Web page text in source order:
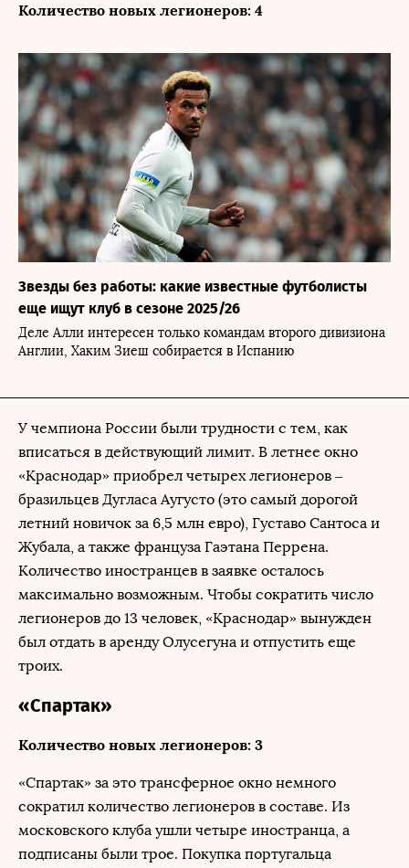
Количество новых легионеров: 4
Звезды без работы: какие известные футболисты
еще ищут клуб в сезоне 2025/26
Деле Алли интересен только командам второго дивизиона
Англии, Хаким Зиеш собирается в Испанию
У чемпиона России были трудности с тем, как
вписаться в действующий лимит. В летнее окно
«Краснодар» приобрел четырех легионеров –
бразильцев Дугласа Аугусто (это самый дорогой
летний новичок за 6,5 млн евро), Густаво Сантоса и
Жубала, а также француза Гаэтана Перрена.
Количество иностранцев в заявке осталось
максимально возможным. Чтобы сократить число
легионеров до 13 человек, «Краснодар» вынужден
был отдать в аренду Олусегуна и отпустить еще
троих.
«Спартак»
Количество новых легионеров: 3
«Спартак» за это трансферное окно немного
сократил количество легионеров в составе. Из
московского клуба ушли четыре иностранца, а
подписаны были трое. Покупка португальца